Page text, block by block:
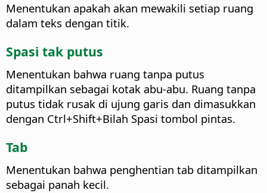
Menentukan apakah akan mewakili setiap ruang
dalam teks dengan titik.
Spasi tak putus
Menentukan bahwa ruang tanpa putus
ditampilkan sebagai kotak abu-abu. Ruang tanpa
putus tidak rusak di ujung garis dan dimasukkan
dengan Ctrl+Shift+Bilah Spasi tombol pintas.
Tab
Menentukan bahwa penghentian tab ditampilkan
sebagai panah kecil.